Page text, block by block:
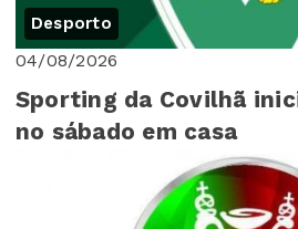
Desporto
04/08/2026
Sporting da Covilhã
no sábado em casa